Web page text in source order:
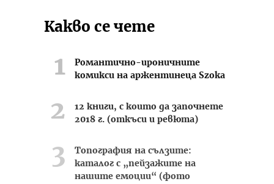
Какво се чете
Романтично-ироничните
комикси на аржентинеца Szoka
12 книги, с които да започнете
2018 г. (откъси и ревюта)
Топография на сълзите:
каталог с „пейзажите на
нашите емоции“ (фото